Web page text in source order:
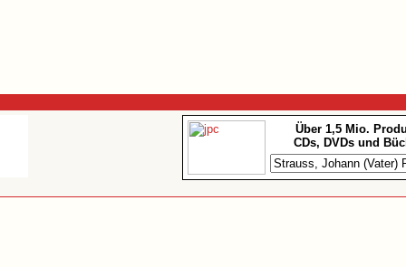
Über 1,5 Mio.
CDs, DVDs und